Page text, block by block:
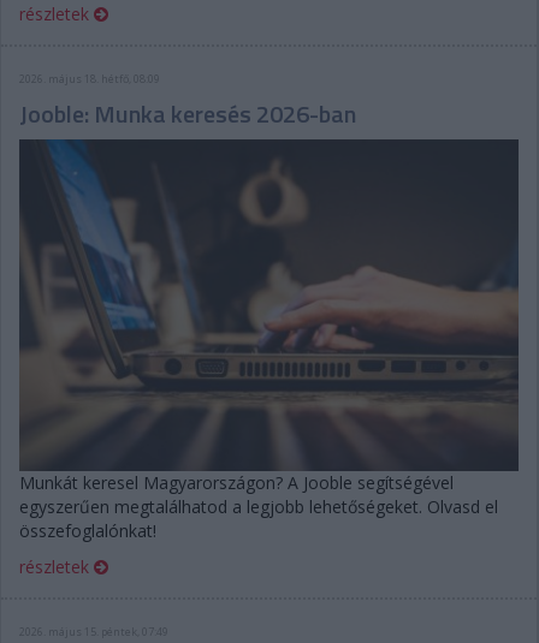
részletek
2026. május 18. hétfő, 08:09
Jooble: Munka keresés 2026-ban
Munkát keresel Magyarországon? A Jooble segítségével
egyszerűen megtalálhatod a legjobb lehetőségeket. Olvasd el
összefoglalónkat!
részletek
2026. május 15. péntek, 07:49